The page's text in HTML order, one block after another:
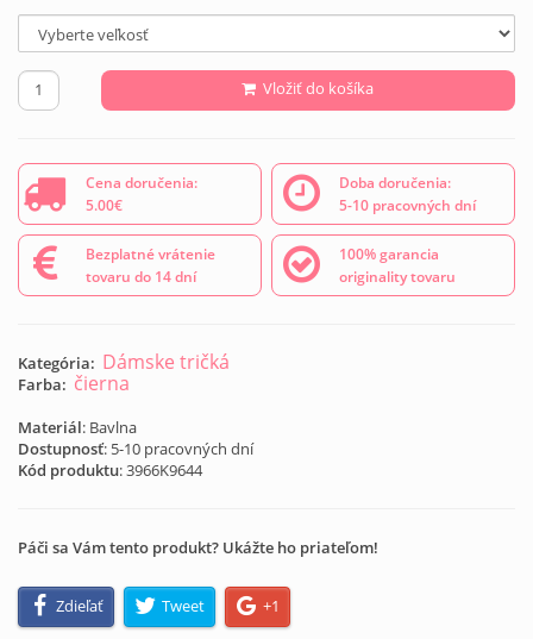
Vložiť do košíka
Cena doručenia:
5.00€
Doba doručenia:
5-10 pracovných dní
Bezplatné vrátenie
tovaru do 14 dní
100% garancia
originality tovaru
Kategória: Dámske tričká
Farba: čierna
Materiál: Bavlna
Dostupnosť: 5-10 pracovných dní
Kód produktu:3966K9644
Páči sa Vám tento produkt? Ukážte ho priateľom!
Zdieľať Tweet +1